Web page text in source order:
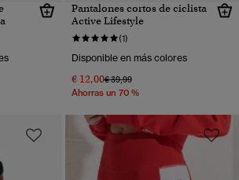
Pantalones cortos de ciclista
Active Lifestyle
(1)
Disponible en más colores
€ 12,00Precio rebajado de
€ 39,99a
Ahorras un 70 %